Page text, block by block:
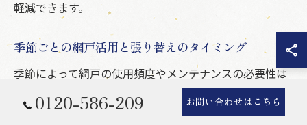
軽減できます。
季節ごとの網戸活用と張り替えのタイミング
季節によって網戸の使用頻度やメンテナンスの必要性は
大きく変わります。特に春から秋にかけては換気のため
に網戸を多用しますが、この時期に破れやたるみがある
0120-586-209 お問い合わせはこちら